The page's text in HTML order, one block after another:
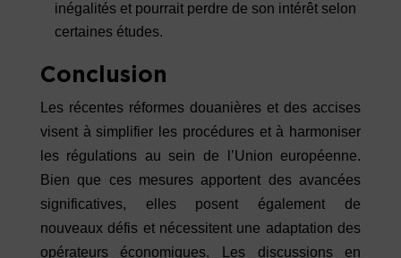
inégalités et pourrait perdre de son intérêt selon
certaines études.
Conclusion
Les récentes réformes douanières et des accises
visent à simplifier les procédures et à harmoniser
les régulations au sein de l’Union européenne.
Bien que ces mesures apportent des avancées
significatives, elles posent également de
nouveaux défis et nécessitent une adaptation des
opérateurs économiques. Les discussions en